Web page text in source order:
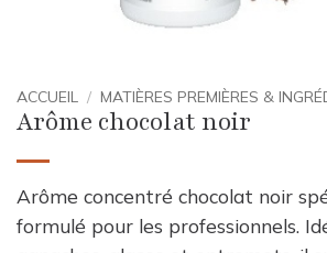
ACCUEIL / MATIÈRES PREMIÈRES &
Arôme chocolat noir
Arôme concentré chocolat noir
formulé pour les professionnels.